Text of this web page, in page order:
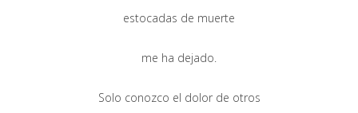
estocadas de muerte
me ha dejado.
Solo conozco el dolor de otros